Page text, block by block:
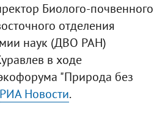
Биолого-почвенного
отделения
наук (ДВО РАН)
в ходе
"Природа без
РИА Новости.